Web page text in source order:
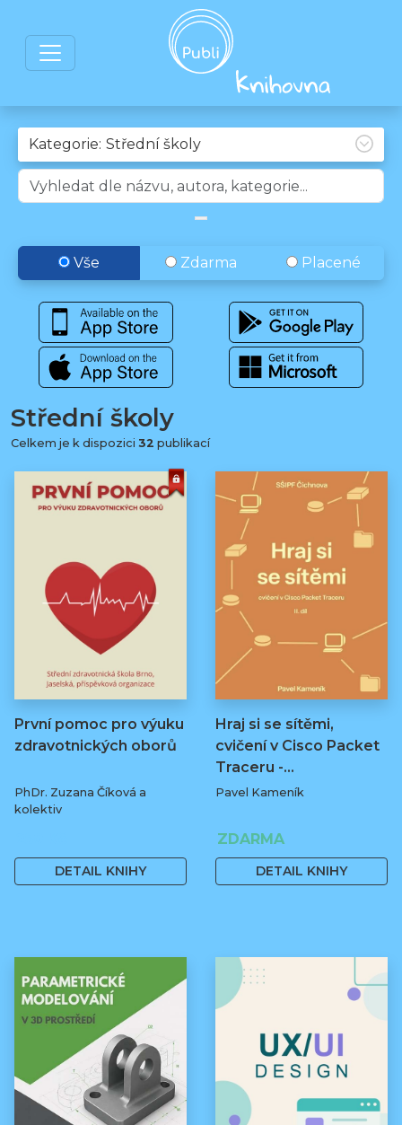
Kategorie:
Vše Zdarma Placené
Střední školy
Celkem je k dispozici 32 publikací
První pomoc pro výuku
zdravotnických oborů
PhDr. Zuzana Číková a
kolektiv
DETAIL KNIHY
Hraj si se sítěmi,
cvičení v Cisco Packet
Traceru -…
Pavel Kameník
ZDARMA
DETAIL KNIHY